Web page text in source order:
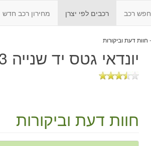
חפש רכב רכבים לפי יצרן מחירון רכב חדש
יונדאי גטס יד שנייה 2003 - 2010
חוות דעת וביקורות